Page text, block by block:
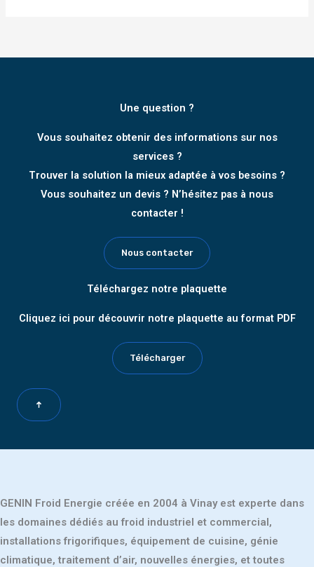
Une question ?
Vous souhaitez obtenir des informations sur nos
services ?
Trouver la solution la mieux adaptée à vos besoins ?
Vous souhaitez un devis ? N’hésitez pas à nous
contacter !
Nous contacter
Téléchargez notre plaquette
Cliquez ici pour découvrir notre plaquette au format PDF
Télécharger
GENIN Froid Energie créée en 2004 à Vinay est experte dans
les domaines dédiés au froid industriel et commercial,
installations frigorifiques, équipement de cuisine, génie
climatique, traitement d’air, nouvelles énergies, et toutes